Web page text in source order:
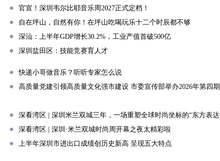
官宣！深圳韦尔比耶音乐周2027正式定档！
自在坪山，自然有你！在坪山吃喝玩乐十二个时辰都不够
深汕：上半年GDP增长30.2%，工业产值首破500亿
深圳盐田区：技能竞赛育人才
快递小哥做音乐？听听专家怎么说
高质量党建引领高质量文化强市建设 市委宣传部举办2026年第四
深看湾区 | 深圳米兰双城三年，一场重塑全球时尚坐标的“东方表达
深看湾区 | 深圳·米兰双城时尚周开幕之夜太精彩啦
上半年深圳市进出口成绩创历史新高 呈现五大特点